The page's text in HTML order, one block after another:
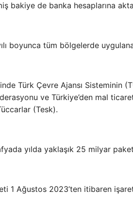
bakiye de banka hesaplarına
boyunca tüm bölgelerde
Türk Çevre Ajansı Sisteminin
ve Türkiye’den mal
(Tesk).
yılda yaklaşık 25 milyar
1 Ağustos 2023’ten itibaren